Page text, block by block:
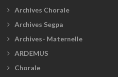
Archives Chorale
Archives Segpa
Archives- Maternelle
ARDEMUS
Chorale